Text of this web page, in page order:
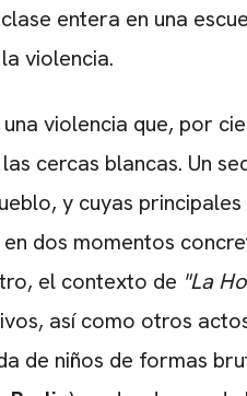
entera en una
la violencia.
violencia que, por
cercas blancas. Un
y cuyas
dos momentos
el contexto de "La
así como otros
de niños de formas